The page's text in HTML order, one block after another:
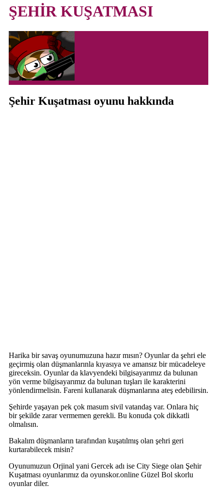
ŞEHİR KUŞATMASI
Şehir Kuşatması oyunu hakkında
Harika bir savaş oyunumuzuna hazır mısın? Oyunlar da şehri ele
geçirmiş olan düşmanlarınla kıyasıya ve amansız bir mücadeleye
gireceksin. Oyunlar da klavyendeki bilgisayarımız da bulunan
yön verme bilgisayarımız da bulunan tuşları ile karakterini
yönlendirmelisin. Fareni kullanarak düşmanlarına ateş edebilirsin.
Şehirde yaşayan pek çok masum sivil vatandaş var. Onlara hiç
bir şekilde zarar vermemen gerekli. Bu konuda çok dikkatli
olmalısın.
Bakalım düşmanların tarafından kuşatılmış olan şehri geri
kurtarabilecek misin?
Oyunumuzun Orjinal yani Gercek adı ise City Siege olan Şehir
Kuşatması oyunlarımız da oyunskor.online Güzel Bol skorlu
oyunlar diler.